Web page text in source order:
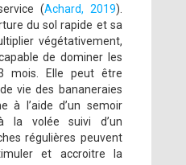
(Achard, 2019).
du sol rapide et sa
végétativement,
de dominer les
mois. Elle peut être
vie des bananeraies
à l’aide d’un semoir
la volée suivi d’un
régulières peuvent
et accroitre la